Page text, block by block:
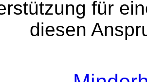
für
diesen